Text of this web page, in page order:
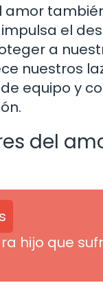
amor
el
a
nuestros
equipo y
del
hijo que